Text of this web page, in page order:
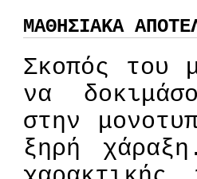
ΜΑΘΗΣΙΑΚΑ
Σκοπός του
να
στην
ξηρή